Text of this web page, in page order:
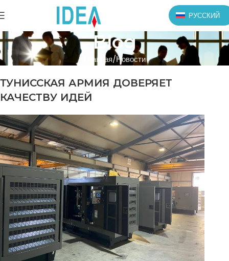
РУССКИЙ
Blog
Главная Новости
ТУНИССКАЯ АРМИЯ ДОВЕРЯЕТ
КАЧЕСТВУ ИДЕЙ